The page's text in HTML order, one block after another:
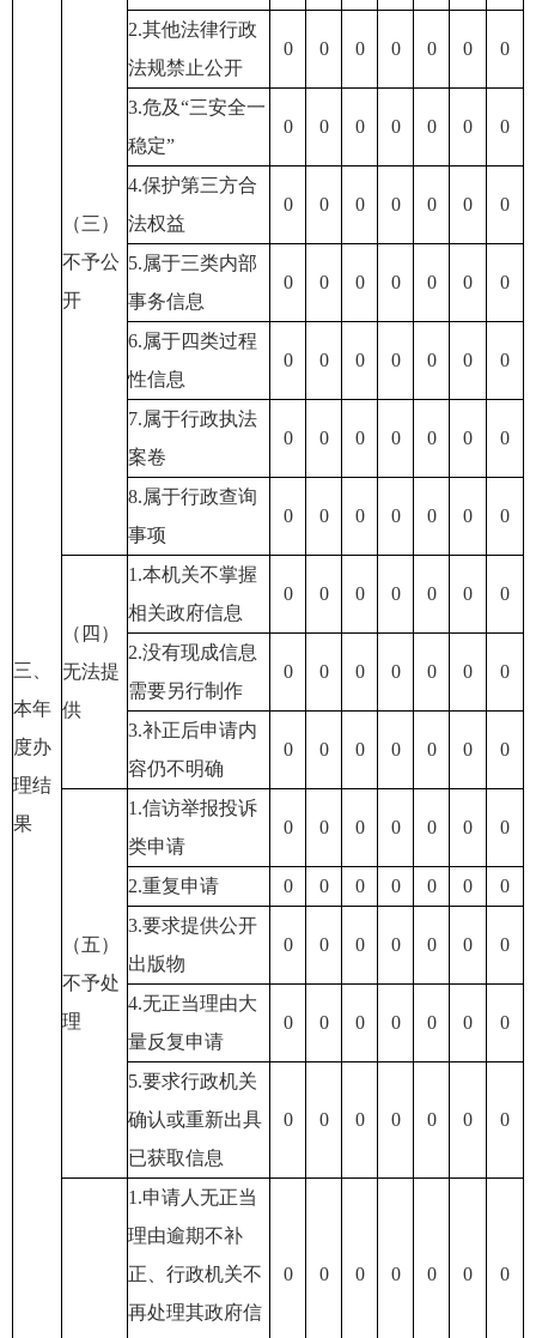
三、
本年
度办
理结
果
（三）
不予公
开
2.其他法律行政
法规禁止公开
0 0 0 0 0 0 0
3.危及“三安全一
稳定”
0 0 0 0 0 0 0
4.保护第三方合
法权益
0 0 0 0 0 0 0
5.属于三类内部
事务信息
0 0 0 0 0 0 0
6.属于四类过程
性信息
0 0 0 0 0 0 0
7.属于行政执法
案卷
0 0 0 0 0 0 0
8.属于行政查询
事项
0 0 0 0 0 0 0
（四）
无法提
供
1.本机关不掌握
相关政府信息
0 0 0 0 0 0 0
2.没有现成信息
需要另行制作
0 0 0 0 0 0 0
3.补正后申请内
容仍不明确
0 0 0 0 0 0 0
（五）
不予处
理
1.信访举报投诉
类申请
0 0 0 0 0 0 0
2.重复申请 0 0 0 0 0 0
0
3.要求提供公开
出版物
0 0 0 0 0 0 0
4.无正当理由大
量反复申请
0 0 0 0 0 0 0
5.要求行政机关
确认或重新出具
已获取信息
0 0 0 0 0 0 0
1.申请人无正当
理由逾期不补
正、行政机关不
再处理其政府信
0 0 0 0 0 0 0